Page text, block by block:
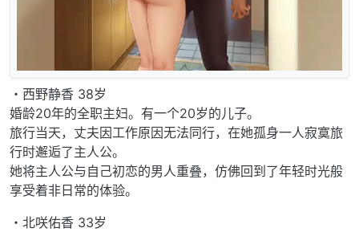
・西野静香 38岁
婚龄20年的全职主妇。有一个20岁的儿子。
旅行当天，丈夫因工作原因无法同行，在她孤身一人寂寞旅
行时邂逅了主人公。
她将主人公与自己初恋的男人重叠，仿佛回到了年轻时光般
享受着非日常的体验。
・北咲佑香 33岁